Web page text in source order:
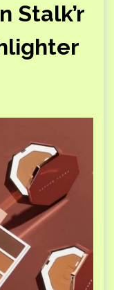
Stalk’r